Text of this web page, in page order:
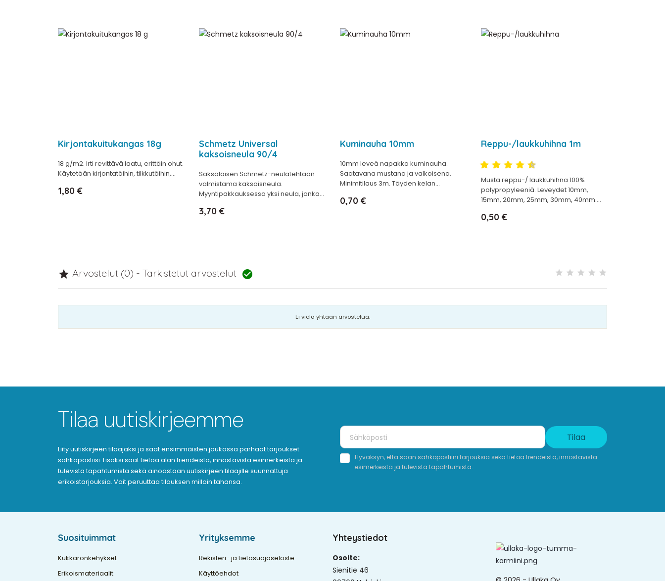
Kirjontakuitukangas 18g
18 g/m2. Irti revittävä laatu, erittäin ohut.
Käytetään kirjontatöihin, tilkkutöihin,...
Hinta
1,80 €
Schmetz Universal
kaksoisneula 90/4
Saksalaisen Schmetz-neulatehtaan
valmistama kaksoisneula.
Myyntipakkauksessa yksi neula, jonka...
Hinta
3,70 €
Kuminauha 10mm
10mm leveä napakka kuminauha.
Saatavana mustana ja valkoisena.
Minimitilaus 3m. Täyden kelan...
Hinta
0,70 €
Reppu-/laukkuhihna 1m
Musta reppu-/ laukkuhihna 100%
polypropyleeniä. Leveydet 10mm,
15mm, 20mm, 25mm, 30mm, 40mm....
Hinta
0,50 €
 Arvostelut (0) - Tarkistetut arvostelut 
Ei vielä yhtään arvostelua.
Tilaa uutiskirjeemme
Liity uutiskirjeen tilaajaksi ja saat ensimmäisten joukossa parhaat tarjoukset
sähköpostiisi. Lisäksi saat tietoa alan trendeistä, innostavista esimerkeistä ja
tulevista tapahtumista sekä ainoastaan uutiskirjeen tilaajille suunnattuja
erikoistarjouksia. Voit peruuttaa tilauksen milloin tahansa.
Tilaa
Hyväksyn, että saan sähköpostiini tarjouksia sekä tietoa trendeistä, innostavista
esimerkeistä ja tulevista tapahtumista.
Suosituimmat
Kukkaronkehykset
Erikoismateriaalit
Yrityksemme
Rekisteri- ja tietosuojaseloste
Käyttöehdot
Yhteystiedot
Osoite:
Sienitie 46